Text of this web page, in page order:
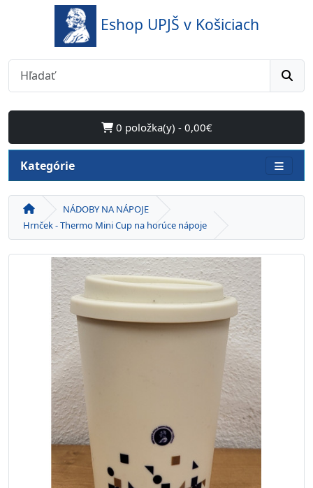
Eshop UPJŠ v Košiciach
0 položka(y) - 0,00€
Kategórie
NÁDOBY NA NÁPOJE
Hrnček - Thermo Mini Cup na horúce nápoje